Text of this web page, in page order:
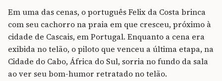
Em uma das cenas, o português Felix da Costa brinca
com seu cachorro na praia em que cresceu, próximo à
cidade de Cascais, em Portugal. Enquanto a cena era
exibida no telão, o piloto que venceu a última etapa, na
Cidade do Cabo, África do Sul, sorria no fundo da sala
ao ver seu bom-humor retratado no telão.